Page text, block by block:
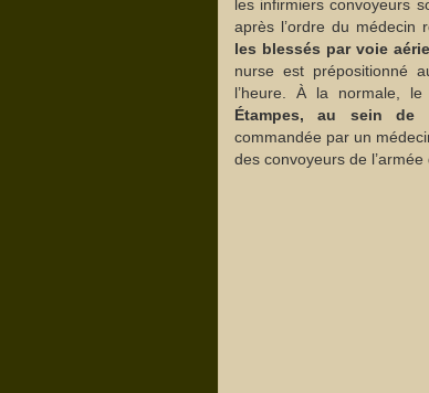
les infirmiers convoyeurs
après l’ordre du médecin
les blessés par voie
nurse est prépositionné
l’heure. À la normale,
Étampes, au sein de
commandée par un
des convoyeurs de